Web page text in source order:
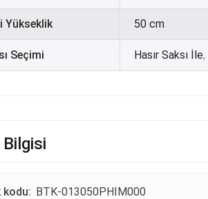
Yükseklik 50 cm
Seçimi Hasır Saksı İle,
Bilgisi
kodu: BTK-013050PHIM000